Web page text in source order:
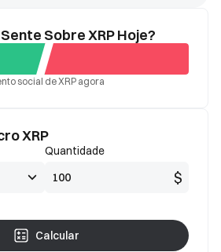
Sobre XRP Hoje?
social de XRP agora
XRP
Quantidade
$
Calcular